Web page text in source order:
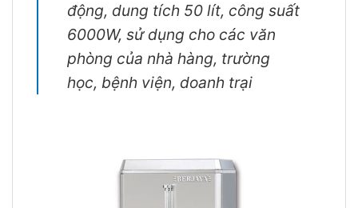
động, dung tích 50 lít, công suất
6000W, sử dụng cho các văn
phòng của nhà hàng, trường
học, bệnh viện, doanh trại